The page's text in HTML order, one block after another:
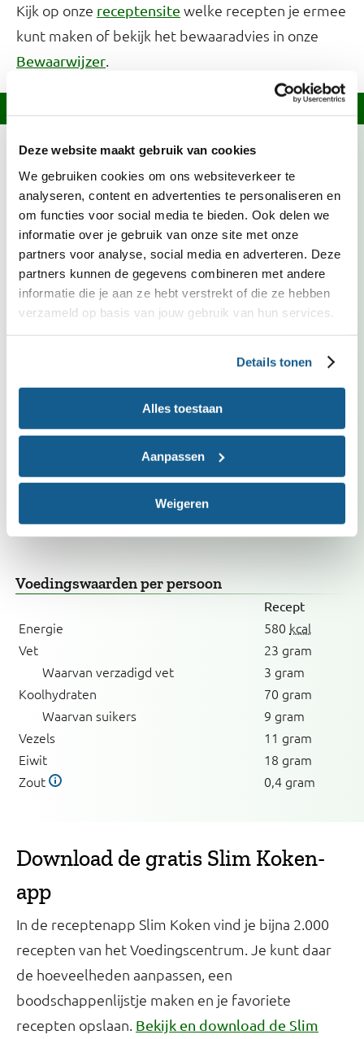
Deze website maakt gebruik van cookies
We gebruiken cookies om ons websiteverkeer te
analyseren, content en advertenties te personaliseren en
om functies voor social media te bieden. Ook delen we
informatie over je gebruik van onze site met onze
partners voor analyse, social media en adverteren. Deze
partners kunnen de gegevens combineren met andere
informatie die je aan ze hebt verstrekt of die ze hebben
verzameld op basis van jouw gebruik van hun services.
Details tonen
Alles toestaan
Aanpassen
Weigeren
Kijk op onze receptensite welke recepten je ermee
kunt maken of bekijk het bewaaradvies in onze
Bewaarwijzer.
De ingrediënten en bereidingswijze van dit
gerecht hebben een lage klimaatimpact.Lees
meer over klimaatvriendelijke recepten.
Prei is deze maand in Nederland in het seizoen.
Kies bij voorkeur voor groente met het Biologisch,
Demeter of EKO-NL 3 sterren keurmerk.
Kies bij voorkeur voor magere vis met een
topkeurmerk. MSC/ASC, Fair Trade Certified en Vis
met een groene score op de VISwijzer zijn
Bij verhoogd cholesterol
Vrij van melk (inclusief lactose)
Voedingswaardenper persoon
Recept
Energie 580 kcal
Vet
23 gram
Waarvan verzadigd vet
3 gram
Koolhydraten
70 gram
Waarvan suikers
9 gram
Vezels
11 gram
Eiwit
18 gram
Zout
0,4 gram
Download de gratis Slim Koken-
app
In de receptenapp Slim Koken vind je bijna 2.000
recepten van het Voedingscentrum. Je kunt daar
de hoeveelheden aanpassen, een
boodschappenlijstje maken en je favoriete
recepten opslaan. Bekijk en download de Slim